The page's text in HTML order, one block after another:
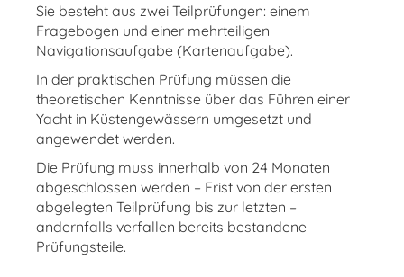
Sie besteht aus zwei Teilprüfungen: einem
Fragebogen und einer mehrteiligen
Navigationsaufgabe (Kartenaufgabe).
In der praktischen Prüfung müssen die
theoretischen Kenntnisse über das Führen einer
Yacht in Küstengewässern umgesetzt und
angewendet werden.
Die Prüfung muss innerhalb von 24 Monaten
abgeschlossen werden – Frist von der ersten
abgelegten Teilprüfung bis zur letzten –
andernfalls verfallen bereits bestandene
Prüfungsteile.